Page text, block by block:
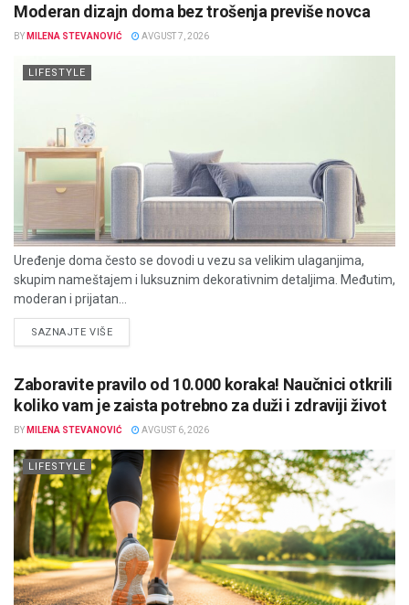
Moderan dizajn doma bez trošenja previše novca
BY MILENA STEVANOVIĆ AVGUST 7, 2026
LIFESTYLE
Uređenje doma često se dovodi u vezu sa velikim ulaganjima,
skupim nameštajem i luksuznim dekorativnim detaljima. Međutim,
moderan i prijatan...
SAZNAJTE VIŠEDETAILS
Zaboravite pravilo od 10.000 koraka! Naučnici otkrili
koliko vam je zaista potrebno za duži i zdraviji život
BY MILENA STEVANOVIĆ AVGUST 6, 2026
LIFESTYLE